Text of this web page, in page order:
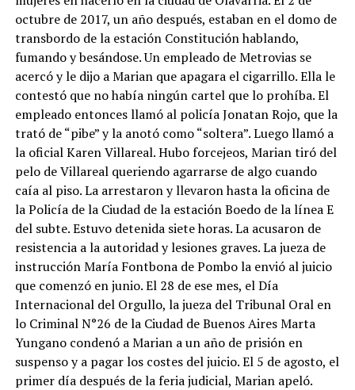
octubre de 2017, un año después, estaban en el domo de
transbordo de la estación Constitución hablando,
fumando y besándose. Un empleado de Metrovias se
acercó y le dijo a Marian que apagara el cigarrillo. Ella le
contestó que no había ningún cartel que lo prohíba. El
empleado entonces llamó al policía Jonatan Rojo, que la
trató de “pibe” y la anotó como “soltera”. Luego llamó a
la oficial Karen Villareal. Hubo forcejeos, Marian tiró del
pelo de Villareal queriendo agarrarse de algo cuando
caía al piso. La arrestaron y llevaron hasta la oficina de
la Policía de la Ciudad de la estación Boedo de la línea E
del subte. Estuvo detenida siete horas. La acusaron de
resistencia a la autoridad y lesiones graves. La jueza de
instrucción María Fontbona de Pombo la envió al juicio
que comenzó en junio. El 28 de ese mes, el Día
Internacional del Orgullo, la jueza del Tribunal Oral en
lo Criminal N°26 de la Ciudad de Buenos Aires Marta
Yungano condenó a Marian a un año de prisión en
suspenso y a pagar los costes del juicio. El 5 de agosto, el
primer día después de la feria judicial, Marian apeló.